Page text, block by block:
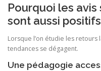
Pourquoi les
sont aussi
Lorsque l’on étudie les retours
tendances se dégagent.
Une pédagogie